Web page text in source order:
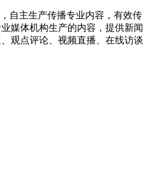
自主生产传播专业内容，有效传
媒体机构生产的内容，提供新闻
观点评论、视频直播、在线访谈